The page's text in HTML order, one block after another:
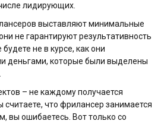
лидирующих.
выставляют минимальные
не гарантируют результативность
не в курсе, как они
деньгами, которые были выделены
– не каждому получается
считаете, что фрилансер занимается
вы ошибаетесь. Вот только со